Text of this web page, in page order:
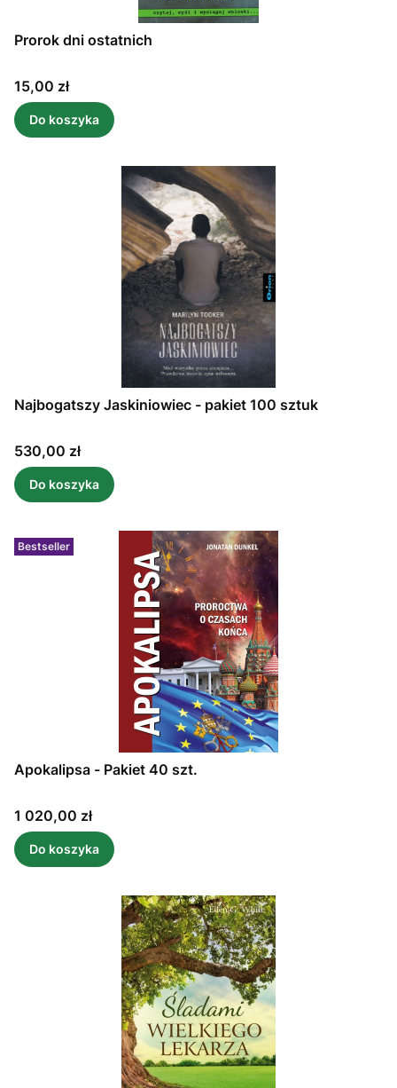
Prorok dni ostatnich
Cena
15,00 zł
Do koszyka
Najbogatszy Jaskiniowiec - pakiet 100 sztuk
Cena
530,00 zł
Do koszyka
Bestseller
Apokalipsa - Pakiet 40 szt.
Cena
1 020,00 zł
Do koszyka